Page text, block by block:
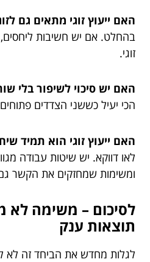
האם ייעוץ זוגי מתאים גם
בהחלט. אם יש חשיבות ליחסים,
זוגי.
האם יש סיכוי לשיפור בלי
הכי יעיל כששני הצדדים
האם ייעוץ זוגי הוא תמיד
לאו דווקא. יש שיטות עבודה
ומשימות שמחזקים את הקשר
לסיכום – משימה לא
תוצאות ענק
לגלות מחדש את הביחד זה לא